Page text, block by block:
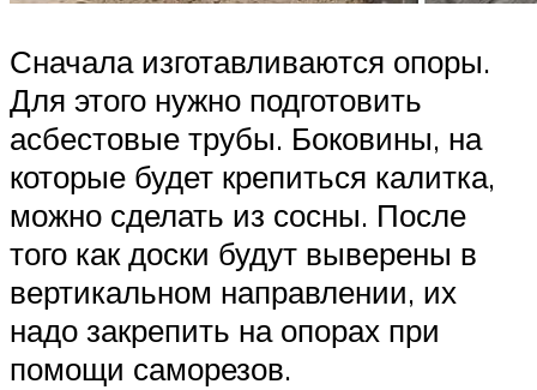
Сначала изготавливаются опоры.
Для этого нужно подготовить
асбестовые трубы. Боковины, на
которые будет крепиться калитка,
можно сделать из сосны. После
того как доски будут выверены в
вертикальном направлении, их
надо закрепить на опорах при
помощи саморезов.